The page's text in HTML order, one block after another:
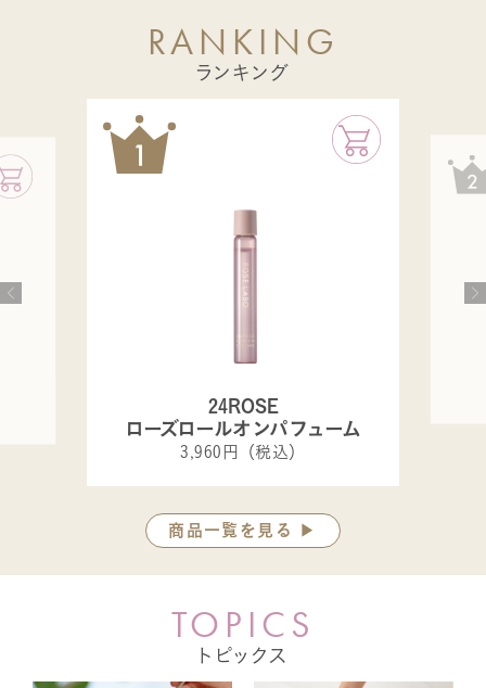
RAN KI N G
ランキング
24ROSE
ローズロールオンパフューム
3,960円（税込）
商品一覧を見る ▶
TO P ICS
トピックス